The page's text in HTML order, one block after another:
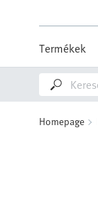
Termékek
Homepage